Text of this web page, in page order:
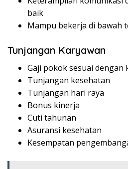
baik
Mampu bekerja di bawah
Tunjangan Karyawan
Gaji pokok sesuai dengan
Tunjangan kesehatan
Tunjangan hari raya
Bonus kinerja
Cuti tahunan
Asuransi kesehatan
Kesempatan